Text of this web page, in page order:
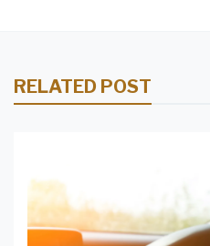
RELATED POST